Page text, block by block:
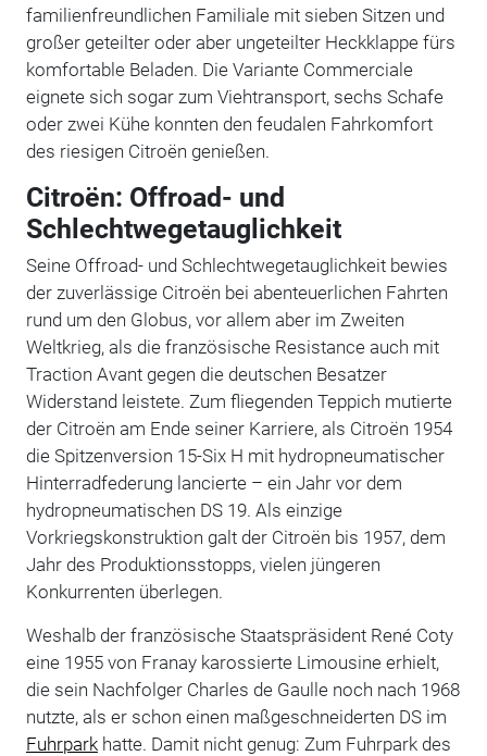
familienfreundlichen Familiale mit sieben Sitzen und
großer geteilter oder aber ungeteilter Heckklappe fürs
komfortable Beladen. Die Variante Commerciale
eignete sich sogar zum Viehtransport, sechs Schafe
oder zwei Kühe konnten den feudalen Fahrkomfort
des riesigen Citroën genießen.
Citroën: Offroad- und
Schlechtwegetauglichkeit
Seine Offroad- und Schlechtwegetauglichkeit bewies
der zuverlässige Citroën bei abenteuerlichen Fahrten
rund um den Globus, vor allem aber im Zweiten
Weltkrieg, als die französische Resistance auch mit
Traction Avant gegen die deutschen Besatzer
Widerstand leistete. Zum fliegenden Teppich mutierte
der Citroën am Ende seiner Karriere, als Citroën 1954
die Spitzenversion 15-Six H mit hydropneumatischer
Hinterradfederung lancierte – ein Jahr vor dem
hydropneumatischen DS 19. Als einzige
Vorkriegskonstruktion galt der Citroën bis 1957, dem
Jahr des Produktionsstopps, vielen jüngeren
Konkurrenten überlegen.
Weshalb der französische Staatspräsident René Coty
eine 1955 von Franay karossierte Limousine erhielt,
die sein Nachfolger Charles de Gaulle noch nach 1968
nutzte, als er schon einen maßgeschneiderten DS im
Fuhrparkhatte. Damit nicht genug: Zum Fuhrpark des